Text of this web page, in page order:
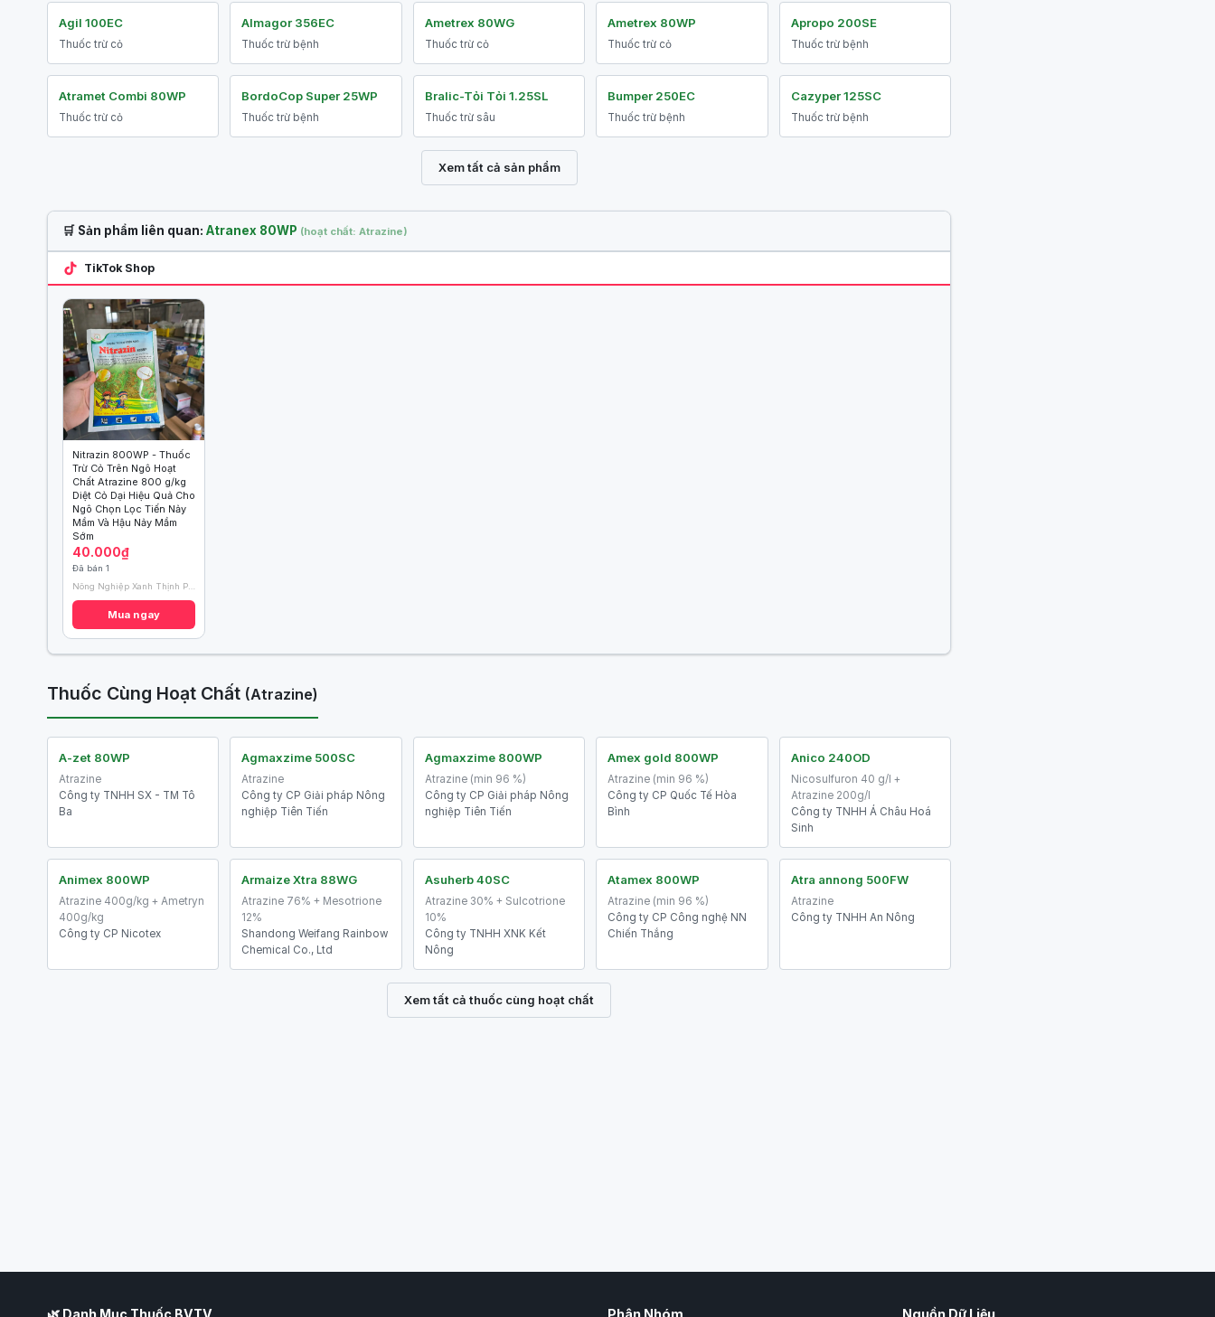
Agil 100EC
Thuốc trừ cỏ
Almagor 356EC
Thuốc trừ bệnh
Ametrex 80WG
Thuốc trừ cỏ
Ametrex 80WP
Thuốc trừ cỏ
Apropo 200SE
Thuốc trừ bệnh
Atramet Combi 80WP
Thuốc trừ cỏ
BordoCop Super 25WP
Thuốc trừ bệnh
Bralic-Tỏi Tỏi 1.25SL
Thuốc trừ sâu
Bumper 250EC
Thuốc trừ bệnh
Cazyper 125SC
Thuốc trừ bệnh
Xem tất cả sản phẩm
🛒 Sản phẩm liên quan: Atranex 80WP (hoạt chất: Atrazine)
TikTok Shop
Nitrazin 800WP - Thuốc
Trừ Cỏ Trên Ngô Hoạt
Chất Atrazine 800 g/kg
Diệt Cỏ Dại Hiệu Quả Cho
Ngô Chọn Lọc Tiến Nảy
Mầm Và Hậu Nảy Mầm
Sớm
40.000₫
Đã bán 1
Mua ngay
Thuốc Cùng Hoạt Chất (Atrazine)
A-zet 80WP
Atrazine
Công ty TNHH SX - TM Tô
Ba
Agmaxzime 500SC
Atrazine
Công ty CP Giải pháp Nông
nghiệp Tiên Tiến
Agmaxzime 800WP
Atrazine (min 96 %)
Công ty CP Giải pháp Nông
nghiệp Tiên Tiến
Amex gold 800WP
Atrazine (min 96 %)
Công ty CP Quốc Tế Hòa
Bình
Anico 240OD
Nicosulfuron 40 g/l +
Atrazine 200g/l
Công ty TNHH Á Châu Hoá
Sinh
Animex 800WP
Atrazine 400g/kg + Ametryn
400g/kg
Công ty CP Nicotex
Armaize Xtra 88WG
Atrazine 76% + Mesotrione
12%
Shandong Weifang Rainbow
Chemical Co., Ltd
Asuherb 40SC
Atrazine 30% + Sulcotrione
10%
Công ty TNHH XNK Kết
Nông
Atamex 800WP
Atrazine (min 96 %)
Công ty CP Công nghệ NN
Chiến Thắng
Atra annong 500FW
Atrazine
Công ty TNHH An Nông
Xem tất cả thuốc cùng hoạt chất
🌿 Danh Mục Thuốc BVTV Phân Nhóm Nguồn Dữ Liệu